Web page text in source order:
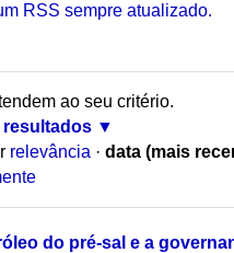
RSS sempre atualizado.
ao seu critério.
resultados
relevância · data (mais
do pré-sal e a